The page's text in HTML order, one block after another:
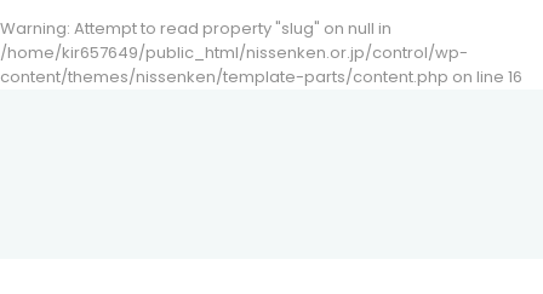
Warning: Attempt to read property "slug" on null in
/home/kir657649/public_html/nissenken.or.jp/control/wp-
content/themes/nissenken/template-parts/content.php on line 16